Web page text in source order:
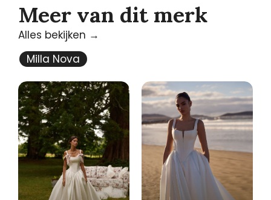
Meer van dit merk
Alles bekijken →
Milla Nova